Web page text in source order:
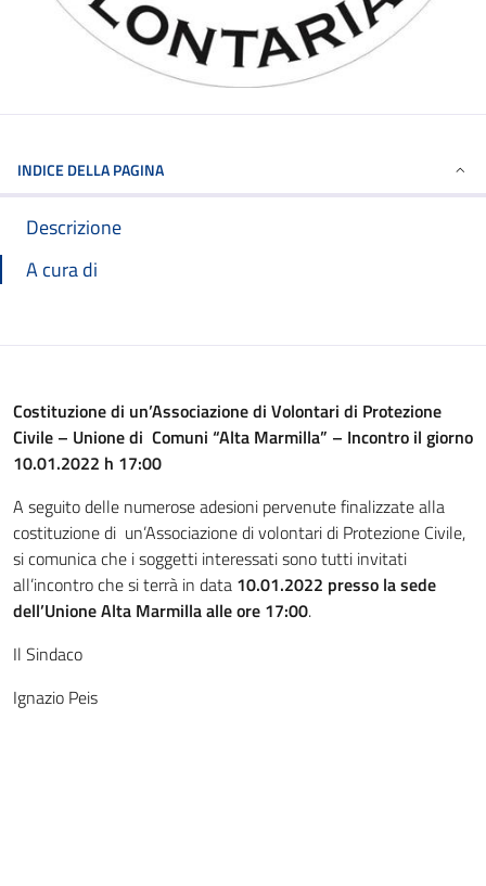
INDICE DELLA PAGINA
Descrizione
A cura di
Costituzione di un’Associazione di Volontari di Protezione
Civile – Unione di Comuni “Alta Marmilla” – Incontro il giorno
10.01.2022 h 17:00
A seguito delle numerose adesioni pervenute finalizzate alla
costituzione di un’Associazione di volontari di Protezione Civile,
si comunica che i soggetti interessati sono tutti invitati
all’incontro che si terrà in data 10.01.2022 presso la sede
dell’Unione Alta Marmilla alle ore 17:00.
Il Sindaco
Ignazio Peis